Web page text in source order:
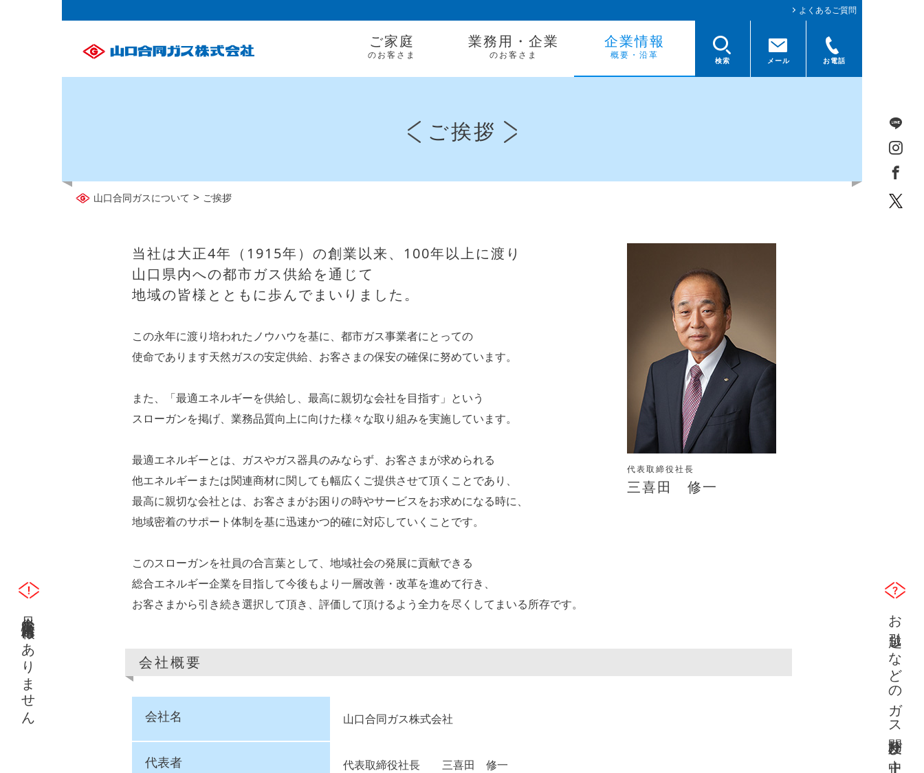
よくあるご質問
ご家庭
のお客さま
業務用・企業
のお客さま
企業情報
概要・沿革 検索 メール お電話
お引越しなどのガス開栓及び中止
只今災害緊急情報はありません
ご挨拶
山口合同ガスについて > ご挨拶
当社は大正4年（1915年）の創業以来、100年以上に渡り
山口県内への都市ガス供給を通じて
地域の皆様とともに歩んでまいりました。
この永年に渡り培われたノウハウを基に、都市ガス事業者にとっての
使命であります天然ガスの安定供給、お客さまの保安の確保に努めています。
また、「最適エネルギーを供給し、最高に親切な会社を目指す」という
スローガンを掲げ、業務品質向上に向けた様々な取り組みを実施しています。
最適エネルギーとは、ガスやガス器具のみならず、お客さまが求められる
他エネルギーまたは関連商材に関しても幅広くご提供させて頂くことであり、
最高に親切な会社とは、お客さまがお困りの時やサービスをお求めになる時に、
地域密着のサポート体制を基に迅速かつ的確に対応していくことです。
このスローガンを社員の合言葉として、地域社会の発展に貢献できる
総合エネルギー企業を目指して今後もより一層改善・改革を進めて行き、
お客さまから引き続き選択して頂き、評価して頂けるよう全力を尽くしてまいる所存です。
代表取締役社長
三喜田 修一
会社概要
会社名 山口合同ガス株式会社
代表者 代表取締役社長 三喜田 修一